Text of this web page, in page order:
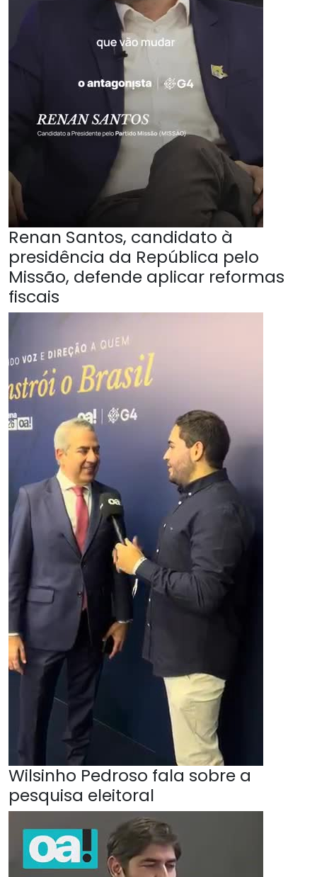
Renan Santos, candidato à
presidência da República pelo
Missão, defende aplicar reformas
fiscais
Wilsinho Pedroso fala sobre a
pesquisa eleitoral